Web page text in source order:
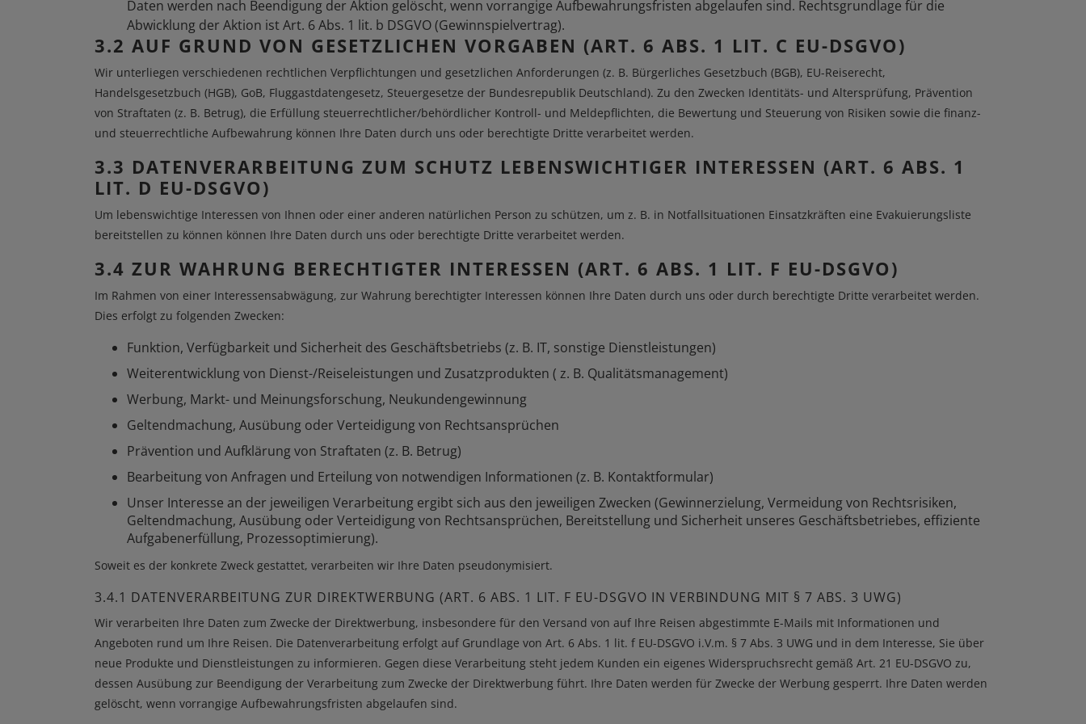
Daten werden nach Beendigung der Aktion gelöscht, wenn vorrangige Aufbewahrungsfristen abgelaufen sind. Rechtsgrundlage für die
Abwicklung der Aktion ist Art. 6 Abs. 1 lit. b DSGVO (Gewinnspielvertrag).
3.2 AUF GRUND VON GESETZLICHEN VORGABEN (ART. 6 ABS. 1 LIT. C EU-DSGVO)
Wir unterliegen verschiedenen rechtlichen Verpflichtungen und gesetzlichen Anforderungen (z. B. Bürgerliches Gesetzbuch (BGB), EU-Reiserecht,
Handelsgesetzbuch (HGB), GoB, Fluggastdatengesetz, Steuergesetze der Bundesrepublik Deutschland). Zu den Zwecken Identitäts- und Altersprüfung, Prävention
von Straftaten (z. B. Betrug), die Erfüllung steuerrechtlicher/behördlicher Kontroll- und Meldepflichten, die Bewertung und Steuerung von Risiken sowie die finanz-
und steuerrechtliche Aufbewahrung können Ihre Daten durch uns oder berechtigte Dritte verarbeitet werden.
3.3 DATENVERARBEITUNG ZUM SCHUTZ LEBENSWICHTIGER INTERESSEN (ART. 6 ABS. 1
LIT. D EU-DSGVO)
Um lebenswichtige Interessen von Ihnen oder einer anderen natürlichen Person zu schützen, um z. B. in Notfallsituationen Einsatzkräften eine Evakuierungsliste
bereitstellen zu können können Ihre Daten durch uns oder berechtigte Dritte verarbeitet werden.
3.4 ZUR WAHRUNG BERECHTIGTER INTERESSEN (ART. 6 ABS. 1 LIT. F EU-DSGVO)
Im Rahmen von einer Interessensabwägung, zur Wahrung berechtigter Interessen können Ihre Daten durch uns oder durch berechtigte Dritte verarbeitet werden.
Dies erfolgt zu folgenden Zwecken:
Funktion, Verfügbarkeit und Sicherheit des Geschäftsbetriebs (z. B. IT, sonstige Dienstleistungen)
Weiterentwicklung von Dienst-/Reiseleistungen und Zusatzprodukten ( z. B. Qualitätsmanagement)
Werbung, Markt- und Meinungsforschung, Neukundengewinnung
Geltendmachung, Ausübung oder Verteidigung von Rechtsansprüchen
Prävention und Aufklärung von Straftaten (z. B. Betrug)
Bearbeitung von Anfragen und Erteilung von notwendigen Informationen (z. B. Kontaktformular)
Unser Interesse an der jeweiligen Verarbeitung ergibt sich aus den jeweiligen Zwecken (Gewinnerzielung, Vermeidung von Rechtsrisiken,
Geltendmachung, Ausübung oder Verteidigung von Rechtsansprüchen, Bereitstellung und Sicherheit unseres Geschäftsbetriebes, effiziente
Aufgabenerfüllung, Prozessoptimierung).
Soweit es der konkrete Zweck gestattet, verarbeiten wir Ihre Daten pseudonymisiert.
3.4.1 DATENVERARBEITUNG ZUR DIREKTWERBUNG (ART. 6 ABS. 1 LIT. F EU-DSGVO IN VERBINDUNG MIT § 7 ABS. 3 UWG)
Wir verarbeiten Ihre Daten zum Zwecke der Direktwerbung, insbesondere für den Versand von auf Ihre Reisen abgestimmte E-Mails mit Informationen und
Angeboten rund um Ihre Reisen. Die Datenverarbeitung erfolgt auf Grundlage von Art. 6 Abs. 1 lit. f EU-DSGVO i.V.m. § 7 Abs. 3 UWG und in dem Interesse, Sie über
neue Produkte und Dienstleistungen zu informieren. Gegen diese Verarbeitung steht jedem Kunden ein eigenes Widerspruchsrecht gemäß Art. 21 EU-DSGVO zu,
dessen Ausübung zur Beendigung der Verarbeitung zum Zwecke der Direktwerbung führt. Ihre Daten werden für Zwecke der Werbung gesperrt. Ihre Daten werden
gelöscht, wenn vorrangige Aufbewahrungsfristen abgelaufen sind.